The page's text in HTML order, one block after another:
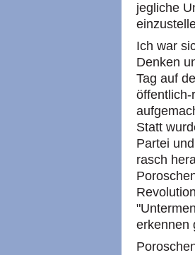
jegliche
Ich war
Denken
Tag auf
öffentlich-
Statt
Partei
rasch
erkennen